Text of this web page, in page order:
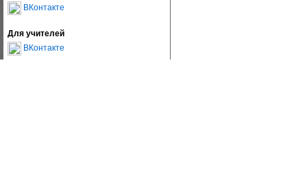
ВКонтакте
Для учителей
ВКонтакте